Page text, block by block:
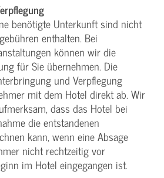
benötigte Unterkunft sind nicht
enthalten. Bei
können wir die
für Sie übernehmen. Die
und Verpflegung
mit dem Hotel direkt ab. Wir
dass das Hotel bei
die entstandenen
kann, wenn eine Absage
nicht rechtzeitig vor
im Hotel eingegangen ist.